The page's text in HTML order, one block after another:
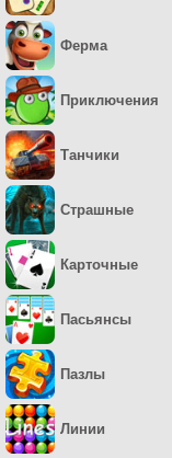
Ферма
Приключения
Танчики
Страшные
Карточные
Пасьянсы
Пазлы
Линии